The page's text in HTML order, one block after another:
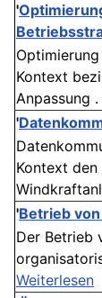
'
Kontext
Anpassung .
'
Kontext
'Betrieb
Der Betrieb
Weiterlesen